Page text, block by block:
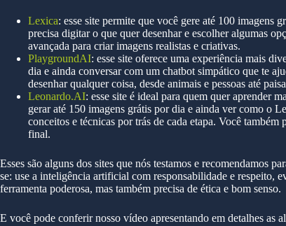
Lexica: esse site permite que você gere até 100 imagens
precisa digitar o que quer desenhar e escolher algumas
avançada para criar imagens realistas e criativas.
PlaygroundAI: esse site oferece uma experiência mais
dia e ainda conversar com um chatbot simpático que te
desenhar qualquer coisa, desde animais e pessoas até
Leonardo.AI: esse site é ideal para quem quer aprender
gerar até 150 imagens grátis por dia e ainda ver como o
conceitos e técnicas por trás de cada etapa. Você
final.
Esses são alguns dos sites que nós testamos e recomendamos
se: use a inteligência artificial com responsabilidade e respeito,
ferramenta poderosa, mas também precisa de ética e bom senso.
E você pode conferir nosso vídeo apresentando em detalhes as